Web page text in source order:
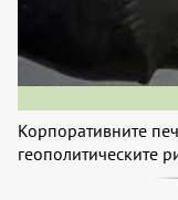
Корпоративните
геополитическите